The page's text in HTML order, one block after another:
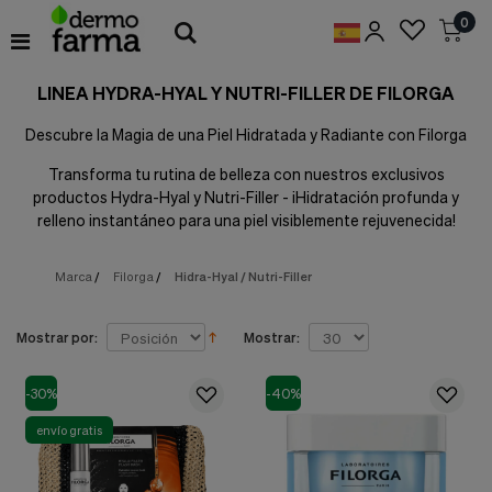
Preferencias
de
cookies
esenciales
proveerte
disponibles
web
para
permitirte
utilizar
algunas
características
0
LINEA HYDRA-HYAL Y NUTRI-FILLER DE FILORGA
Descubre la Magia de una Piel Hidratada y Radiante con Filorga
Transforma tu rutina de belleza con nuestros exclusivos
productos Hydra-Hyal y Nutri-Filler - ¡Hidratación profunda y
relleno instantáneo para una piel visiblemente rejuvenecida!
Marca / Filorga / Hidra-Hyal / Nutri-Filler
Mostrar por: Mostrar:
-30%
envío gratis
-40%